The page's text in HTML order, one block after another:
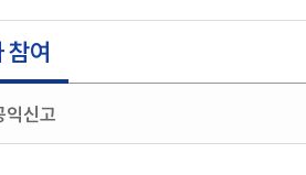
스카이라이프
참여
익신고